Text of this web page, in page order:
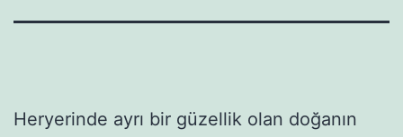
Heryerinde ayrı bir güzellik olan doğanın